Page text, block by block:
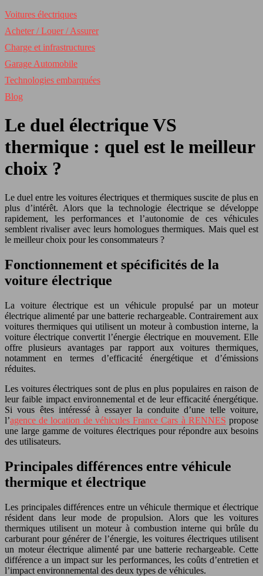
Voitures électriques
Acheter / Louer / Assurer
Charge et infrastructures
Garage Automobile
Technologies embarquées
Blog
Le duel électrique VS
thermique : quel est le meilleur
choix ?
Le duel entre les voitures électriques et thermiques suscite de plus en
plus d’intérêt. Alors que la technologie électrique se développe
rapidement, les performances et l’autonomie de ces véhicules
semblent rivaliser avec leurs homologues thermiques. Mais quel est
le meilleur choix pour les consommateurs ?
Fonctionnement et spécificités de la
voiture électrique
La voiture électrique est un véhicule propulsé par un moteur
électrique alimenté par une batterie rechargeable. Contrairement aux
voitures thermiques qui utilisent un moteur à combustion interne, la
voiture électrique convertit l’énergie électrique en mouvement. Elle
offre plusieurs avantages par rapport aux voitures thermiques,
notamment en termes d’efficacité énergétique et d’émissions
réduites.
Les voitures électriques sont de plus en plus populaires en raison de
leur faible impact environnemental et de leur efficacité énergétique.
Si vous êtes intéressé à essayer la conduite d’une telle voiture,
l’agence de location de véhicules France Cars à RENNES propose
une large gamme de voitures électriques pour répondre aux besoins
des utilisateurs.
Principales différences entre véhicule
thermique et électrique
Les principales différences entre un véhicule thermique et électrique
résident dans leur mode de propulsion. Alors que les voitures
thermiques utilisent un moteur à combustion interne qui brûle du
carburant pour générer de l’énergie, les voitures électriques utilisent
un moteur électrique alimenté par une batterie rechargeable. Cette
différence a un impact sur les performances, les coûts d’entretien et
l’impact environnemental des deux types de véhicules.